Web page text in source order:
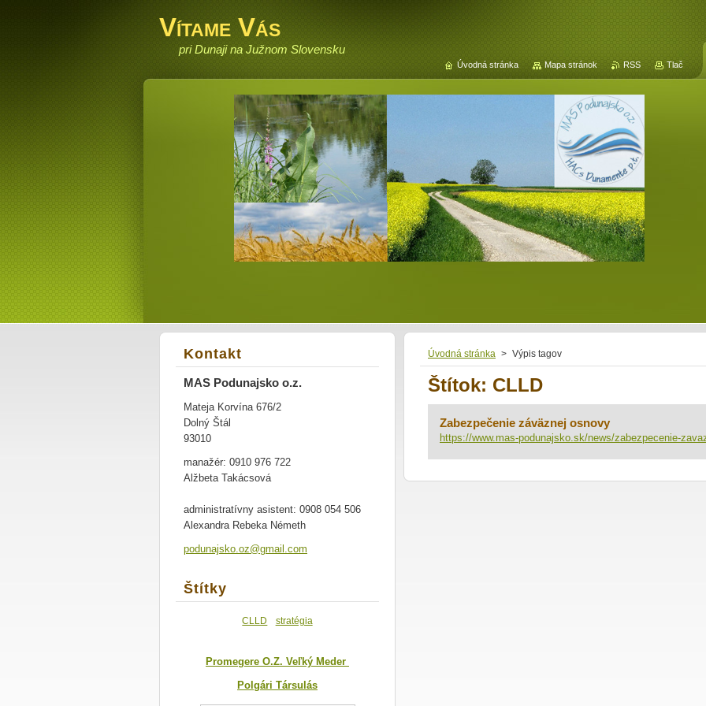
Vítame Vás
pri Dunaji na Južnom Slovensku
Úvodná stránka > Výpis tagov
Štítok: CLLD
Zabezpečenie záväznej osnovy
https://www.mas-podunajsko.sk/news/zabezpecenie-
Kontakt
MAS Podunajsko o.z.
Mateja Korvína 676/2
Dolný Štál
93010
manažér: 0910 976 722
Alžbeta Takácsová
administratívny asistent: 0908 054 506
Alexandra Rebeka Németh
podunajs ko.oz@gmail.com
Štítky
CLLD stratégia
Promegere O.Z. Veľký Meder
Polgári Társulás
Úvodná stránka Mapa stránok RSS Tlač